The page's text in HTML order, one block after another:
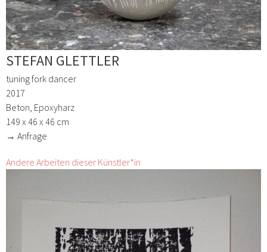
STEFAN GLETTLER
tuning fork dancer
2017
Beton, Epoxyharz
149 x 46 x 46 cm
→ Anfrage
Andere Arbeiten dieser Künstler*in